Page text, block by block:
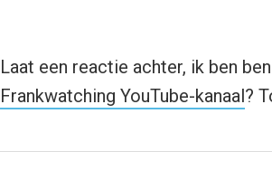
Laat een reactie achter, ik ben
Frankwatching YouTube-kanaal?